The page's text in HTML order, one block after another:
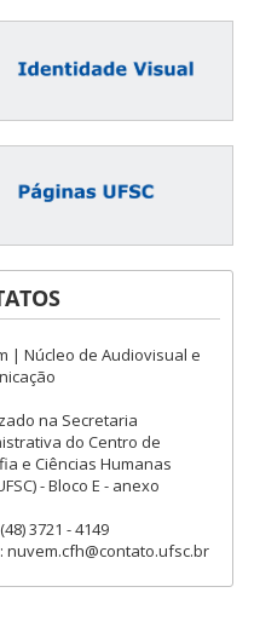
| Núcleo de Audiovisual e
na Secretaria
do Centro de
e Ciências Humanas
- Bloco E - anexo
3721 - 4149
nuvem.cfh@contato.ufsc.br